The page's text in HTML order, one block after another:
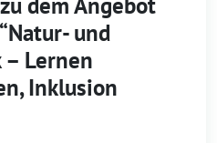
und
– Lernen
Inklusion